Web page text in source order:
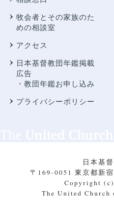
牧会者とその家族のた
めの相談室
アクセス
日本基督教団年鑑掲載
広告
・教団年鑑お申し込み
プライバシーポリシー
日本基
〒169-0051 東京都新
Copyright
The United Church